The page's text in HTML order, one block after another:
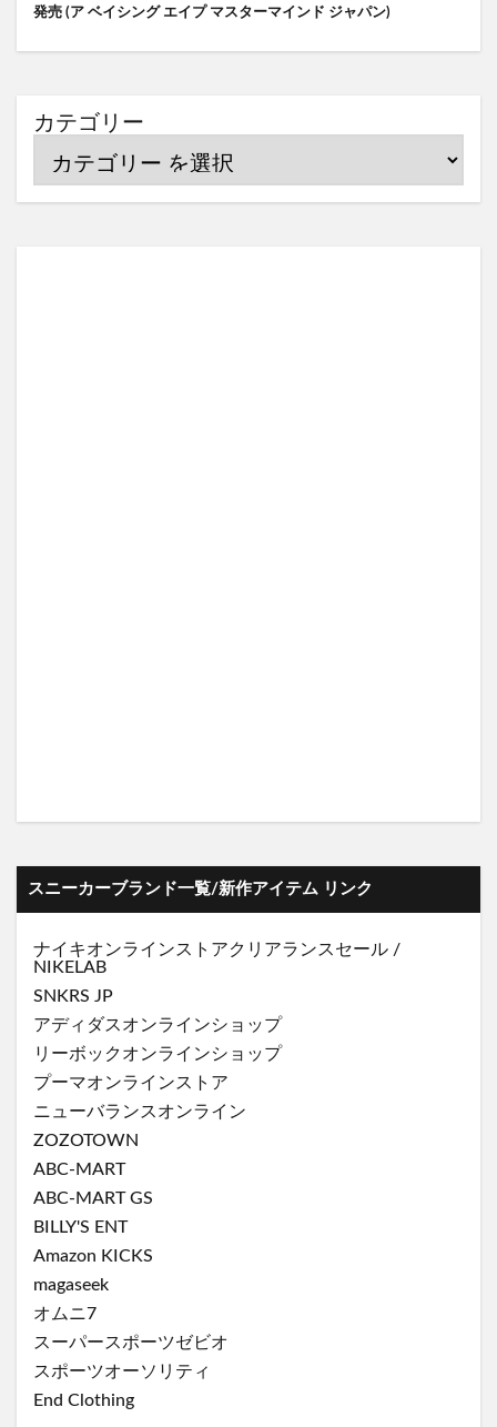
発売 (ア ベイシング エイプ マスターマインド ジャパン)
カテゴリー
スニーカーブランド一覧/新作アイテム リンク
ナイキオンラインストアクリアランスセール /
NIKELAB
SNKRS JP
アディダスオンラインショップ
リーボックオンラインショップ
プーマオンラインストア
ニューバランスオンライン
ZOZOTOWN
ABC-MART
ABC-MART GS
BILLY'S ENT
Amazon KICKS
magaseek
オムニ7
スーパースポーツゼビオ
スポーツオーソリティ
End Clothing